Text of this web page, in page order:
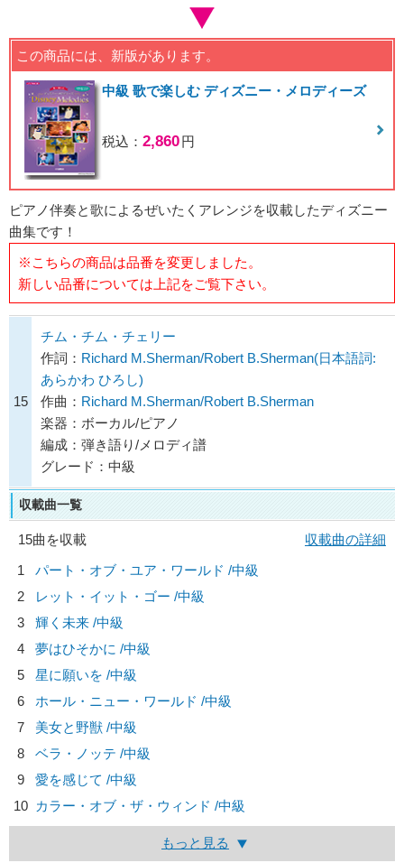
この商品には、新版があります。
中級 歌で楽しむ ディズニー・メロディーズ
税込： 2,860円
ピアノ伴奏と歌によるぜいたくアレンジを収載したディズニー
曲集です！
※こちらの商品は品番を変更しました。
新しい品番については上記をご覧下さい。
15
チム・チム・チェリー
作詞： Richard M.Sherman/Robert B.Sherman(日本語詞:
あらかわ ひろし)
作曲： Richard M.Sherman/Robert B.Sherman
楽器：ボーカル/ピアノ
編成：弾き語り/メロディ譜
グレード：中級
収載曲一覧
15曲を収載
収載曲の詳細
1
パート・オブ・ユア・ワールド /中級
2
レット・イット・ゴー /中級
3
輝く未来 /中級
4
夢はひそかに /中級
5
星に願いを /中級
6
ホール・ニュー・ワールド /中級
7
美女と野獣 /中級
8
ベラ・ノッテ /中級
9
愛を感じて /中級
10 カラー・オブ・ザ・ウィンド /中級
もっと見る